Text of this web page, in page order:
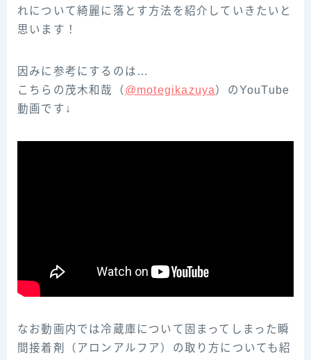
れについて綺麗に落とす方法を紹介していきたいと
思います！
因みに参考にするのは…
こちらの茂木和哉（ @motegikazuya）のYouTube
動画です↓
なお動画内では冷蔵庫について固まってしまった瞬
間接着剤（アロンアルフア）の取り方についても紹